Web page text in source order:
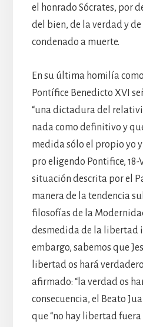
el honrado Sócrates, por
del bien, de la verdad y
condenado a muerte.
En su última homilía
Pontífice Benedicto XVI
“una dictadura del
nada como definitivo y
medida sólo el propio yo
pro eligendo Pontifice, 18-
situación descrita por el
manera de la tendencia
filosofías de la
desmedida de la libertad
embargo, sabemos que
libertad os hará
afirmado: “la verdad os
consecuencia, el Beato
que “no hay libertad